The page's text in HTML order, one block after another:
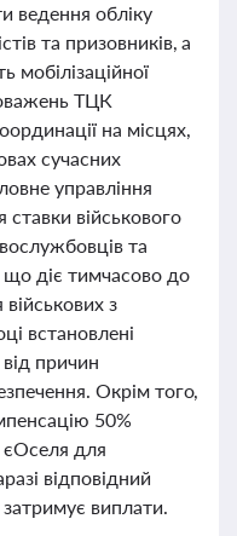
ведення обліку
та призовників, а
мобілізаційної
ТЦК
на місцях,
сучасних
управління
військового
та
що діє тимчасово до
з
встановлені
від причин
Окрім того,
50%
для
відповідний
виплати.